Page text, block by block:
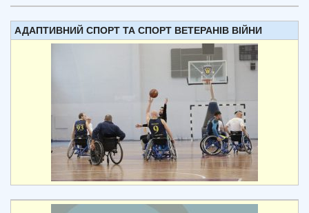
АДАПТИВНИЙ СПОРТ ТА СПОРТ ВЕТЕРАНІВ ВІЙНИ